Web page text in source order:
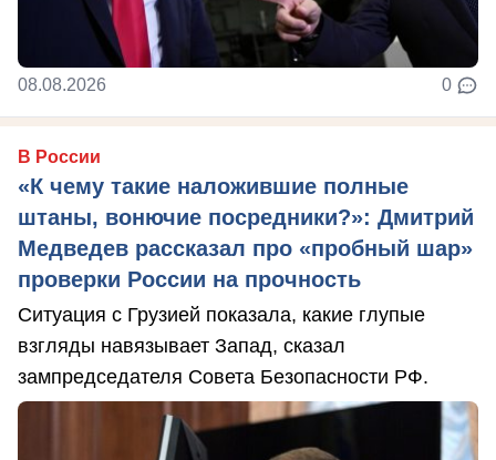
08.08.2026 0
В России
«К чему такие наложившие полные
штаны, вонючие посредники?»: Дмитрий
Медведев рассказал про «пробный шар»
проверки России на прочность
Ситуация с Грузией показала, какие глупые
взгляды навязывает Запад, сказал
зампредседателя Совета Безопасности РФ.